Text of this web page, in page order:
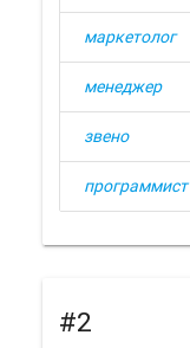
маркетолог
менеджер
звено
программист
#2